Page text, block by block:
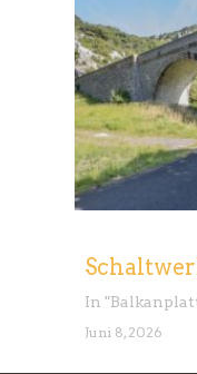
In "
Juni 8, 2026